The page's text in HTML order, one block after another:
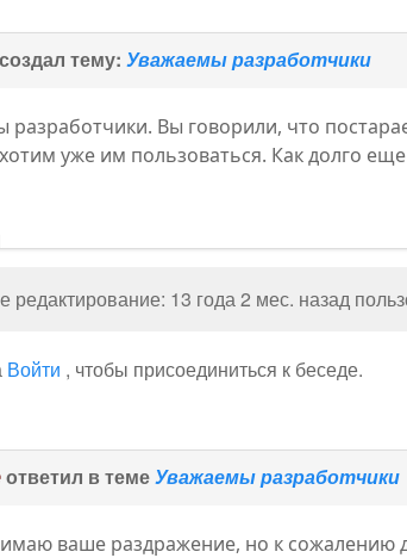
создал тему:Уважаемы разработчики
Вы говорили, что
уже им пользоваться. Как долго
редактирование: 13 года 2 мес. назад
Войти , чтобы присоединиться к беседе.
ответил в темеУважаемы разработчики
ваше раздражение, но к сожалению